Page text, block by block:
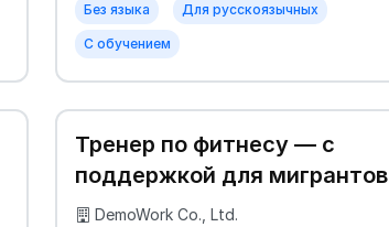
Без языка Для русскоязычных
С обучением
Тренер по фитнесу — с
поддержкой для мигрантов
DemoWork Co., Ltd.